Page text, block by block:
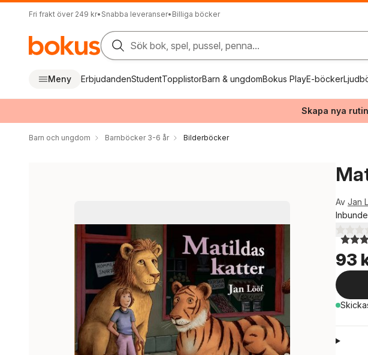
Fri frakt över 249 kr• Snabba leveranser• Billiga böcker
Sök bok, spel, pussel, penna...
Meny ErbjudandenStudentTopplistorBarn & ungdomBokus PlayE-böcker
Skapa nya
Barn och ungdom Barnböcker 3-6 år Bilderböcker
Av Jan
4,4utav
93